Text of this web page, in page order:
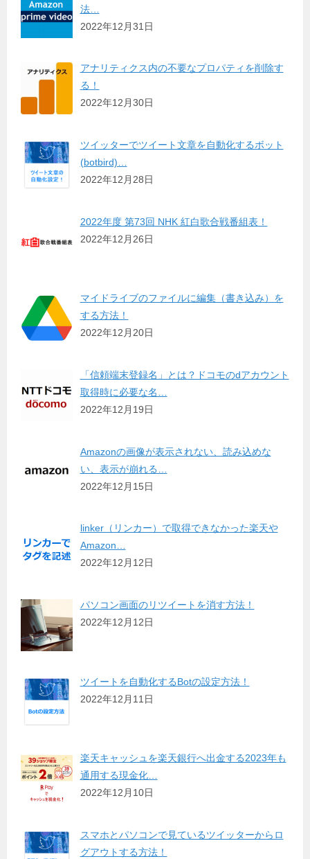
法…
2022年12月31日
アナリティクス内の不要なプロパティを削除す
る！
2022年12月30日
ツイッターでツイート文章を自動化するボット
(botbird)…
2022年12月28日
2022年度 第73回 NHK 紅白歌合戦番組表！
2022年12月26日
マイドライブのファイルに編集（書き込み）を
する方法！
2022年12月20日
「信頼端末登録名」とは？ドコモのdアカウント
取得時に必要な名…
2022年12月19日
Amazonの画像が表示されない、読み込めな
い、表示が崩れる…
2022年12月15日
linker（リンカー）で取得できなかった楽天や
Amazon…
2022年12月12日
パソコン画面のリツイートを消す方法！
2022年12月12日
ツイートを自動化するBotの設定方法！
2022年12月11日
楽天キャッシュを楽天銀行へ出金する2023年も
通用する現金化…
2022年12月10日
スマホとパソコンで見ているツイッターからロ
グアウトする方法！